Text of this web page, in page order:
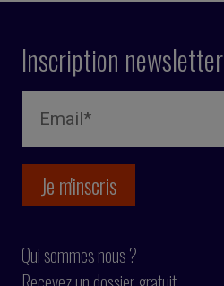
Inscription newsletter
Qui sommes nous ?